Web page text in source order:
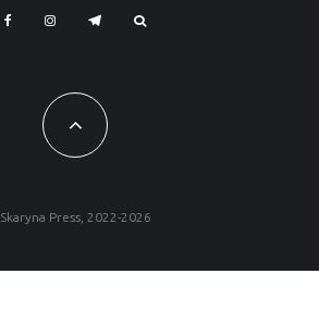
Skaryna Press, 2022-2026